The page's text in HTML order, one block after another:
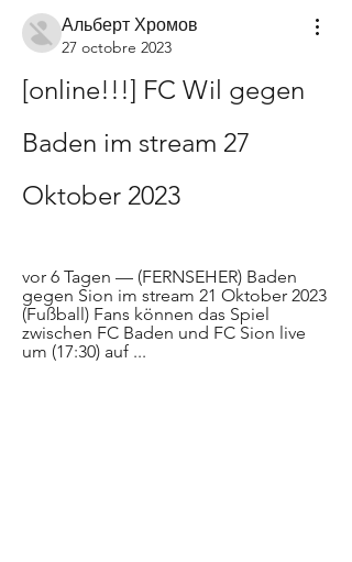
Альберт Хромов
27 octobre 2023
[online!!!] FC Wil gegen
Baden im stream 27
Oktober 2023
vor 6 Tagen — (FERNSEHER) Baden
gegen Sion im stream 21 Oktober 2023
(Fußball) Fans können das Spiel
zwischen FC Baden und FC Sion live
um (17:30) auf ...